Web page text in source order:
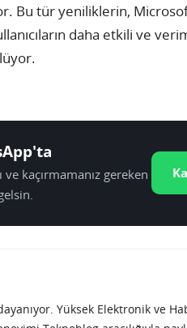
Bu tür yeniliklerin,
daha etkili ve
kaçırmamanız gereken
Yüksek Elektronik ve